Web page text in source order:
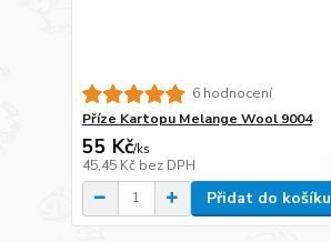
6 hodnocení
Příze Kartopu Melange Wool 9004
55 Kč/ks
45,45 Kč bez DPH
Přidat do košíku